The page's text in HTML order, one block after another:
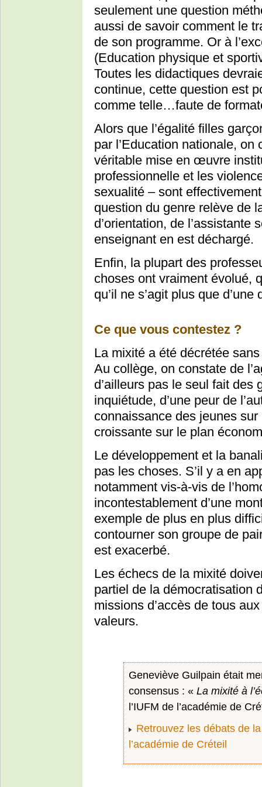
seulement une question
aussi de savoir comment le
de son programme. Or à
(Education physique et
Toutes les didactiques
continue, cette question est
comme telle…faute de
Alors que l’égalité filles
par l’Education nationale, on
véritable mise en œuvre
professionnelle et les
sexualité – sont
question du genre relève de
d’orientation, de l’assistante
enseignant en est déchargé.
Enfin, la plupart des
choses ont vraiment évolué,
qu’il ne s’agit plus que
Ce que vous contestez ?
La mixité a été décrétée
Au collège, on constate de
d’ailleurs pas le seul fait des
inquiétude, d’une peur de
connaissance des jeunes
croissante sur le plan
Le développement et la
pas les choses. S’il y a en
notamment vis-à-vis de
incontestablement d’une
exemple de plus en plus
contourner son groupe de
est exacerbé.
Les échecs de la mixité
partiel de la démocratisation
missions d’accès de tous
valeurs.
Geneviève Guilpain était
consensus : « La mixité à
l’IUFM de l’académie de
Retrouvez les débats de
l’académie de Créteil